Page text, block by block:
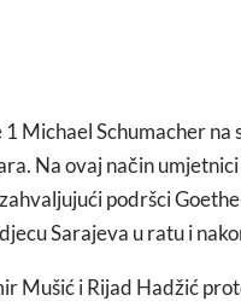
Michael Schumacher
Na ovaj način
podršci
Sarajeva u ratu i
Mušić i Rijad Hadžić